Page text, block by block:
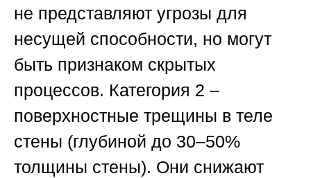
не представляют угрозы для
несущей способности, но могут
быть признаком скрытых
процессов. Категория 2 –
поверхностные трещины в теле
стены (глубиной до 30–50%
толщины стены). Они снижают